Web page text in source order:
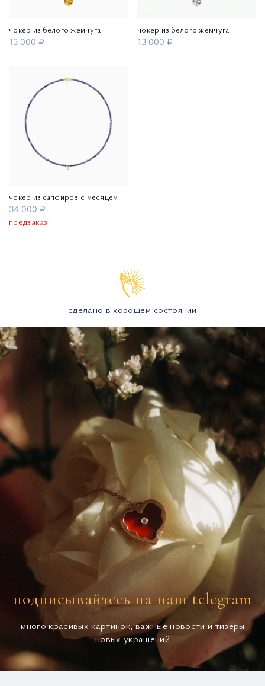
чокер из белого жемчуга
13 000 ₽
чокер из белого жемчуга
13 000 ₽
чокер из сапфиров с месяцем
34 000 ₽
предзаказ
сделано в хорошем состоянии
подписывайтесь на наш telegram
много красивых картинок, важные новости и тизеры
новых украшений